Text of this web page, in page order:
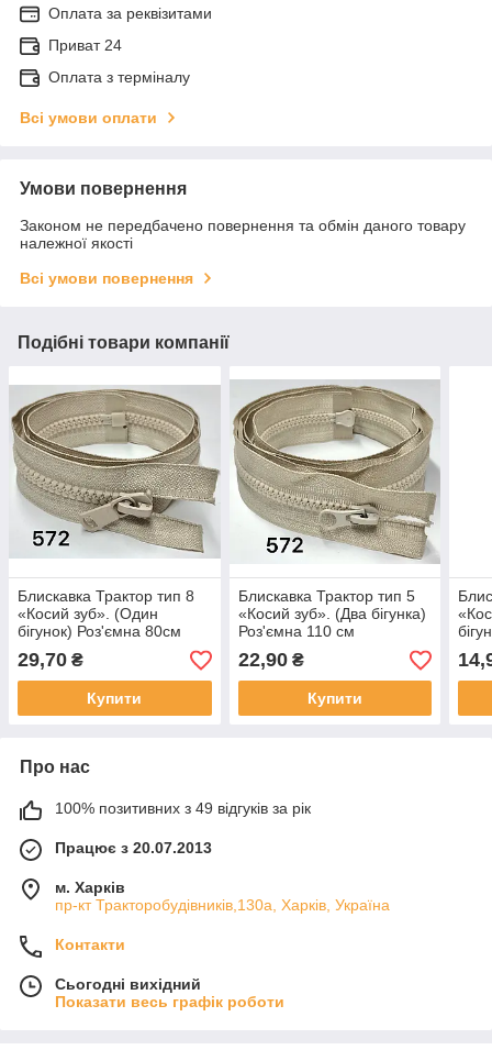
Оплата за реквізитами
Приват 24
Оплата з терміналу
Всі умови оплати
Умови повернення
Законом не передбачено повернення та обмін даного товару
належної якості
Всі умови повернення
Подібні товари компанії
Блискавка Трактор тип 8
«Косий зуб». (Один
бігунок) Роз'ємна 80см
29,70 ₴
Купити
Блискавка Трактор тип 5
«Косий зуб». (Два бігунка)
Роз'ємна 110 см
22,90₴
Купити
Про нас
100% позитивних з 49 відгуків за рік
Працює з 20.07.2013
м. Харків
пр-кт Тракторобудівників,130а, Харків, Україна
Контакти
Сьогодні вихідний
Показати весь графік роботи